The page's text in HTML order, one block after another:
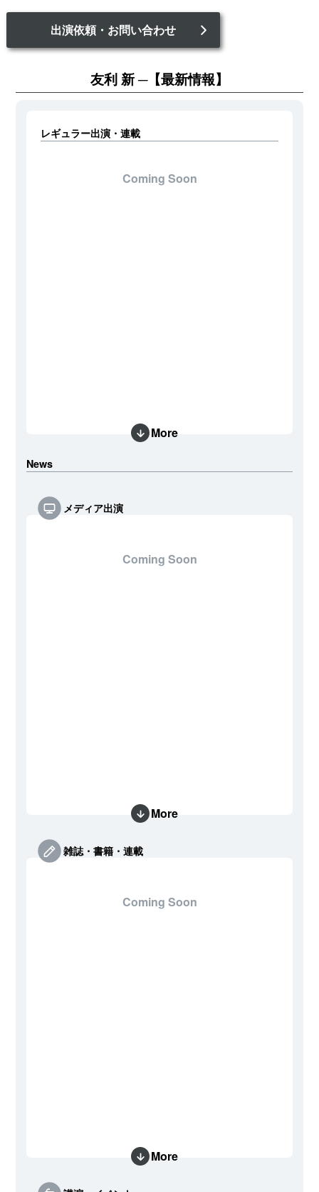
出演依頼・お問い合わせ
友利 新 【最新情報】
レギュラー出演・連載
Coming Soon
More
News
メディア出演
Coming Soon
More
雑誌・書籍・連載
Coming Soon
More